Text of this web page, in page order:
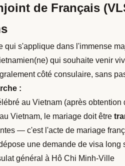
de Français
qui s'applique dans l'immense
qui souhaite venir
côté consulaire, sans
:
au Vietnam (après obtention
Vietnam, le mariage doit être
— c'est l'acte de mariage
une demande de visa
général à Hô Chi Minh-Ville